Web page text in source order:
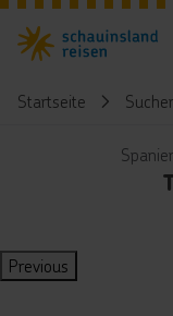
Startseite
Previous